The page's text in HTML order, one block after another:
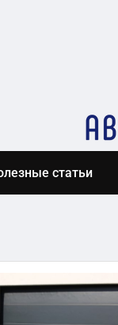
статьи